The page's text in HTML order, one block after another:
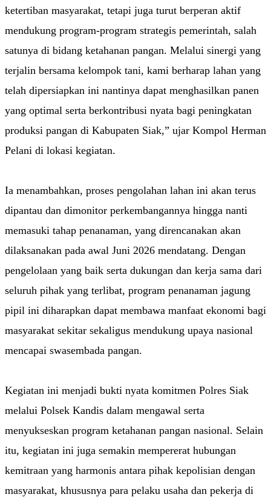
ketertiban masyarakat, tetapi juga turut berperan aktif
mendukung program-program strategis pemerintah, salah
satunya di bidang ketahanan pangan. Melalui sinergi yang
terjalin bersama kelompok tani, kami berharap lahan yang
telah dipersiapkan ini nantinya dapat menghasilkan panen
yang optimal serta berkontribusi nyata bagi peningkatan
produksi pangan di Kabupaten Siak,” ujar Kompol Herman
Pelani di lokasi kegiatan.
Ia menambahkan, proses pengolahan lahan ini akan terus
dipantau dan dimonitor perkembangannya hingga nanti
memasuki tahap penanaman, yang direncanakan akan
dilaksanakan pada awal Juni 2026 mendatang. Dengan
pengelolaan yang baik serta dukungan dan kerja sama dari
seluruh pihak yang terlibat, program penanaman jagung
pipil ini diharapkan dapat membawa manfaat ekonomi bagi
masyarakat sekitar sekaligus mendukung upaya nasional
mencapai swasembada pangan.
Kegiatan ini menjadi bukti nyata komitmen Polres Siak
melalui Polsek Kandis dalam mengawal serta
menyukseskan program ketahanan pangan nasional. Selain
itu, kegiatan ini juga semakin mempererat hubungan
kemitraan yang harmonis antara pihak kepolisian dengan
masyarakat, khususnya para pelaku usaha dan pekerja di